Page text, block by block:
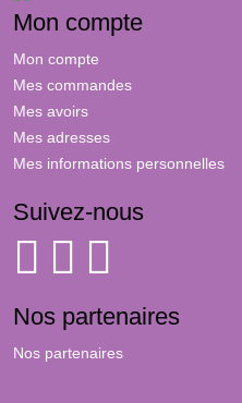
Mon compte
Mon compte
Mes commandes
Mes avoirs
Mes adresses
Mes informations personnelles
Suivez-nous
Nos partenaires
Nos partenaires